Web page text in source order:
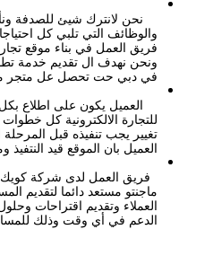
نحن لانترك شيئ للصدفة
والوظائف التي تلبي كل
فريق العمل في بناء موقع
ونحن نهدف ال تقديم خدمة
في دبي حت تحصل عل متجر
العميل يكون على اطلاع
للتجارة الالكترونية كل
تغيير يجب تنفيذه قبل
العميل بان الموقع قيد
فريق العمل لدى شركة كويك
ماجنتو مستعد دائما لتقديم
العملاء وتقديم اقتراحات
الدعم في أي وقت وذلك